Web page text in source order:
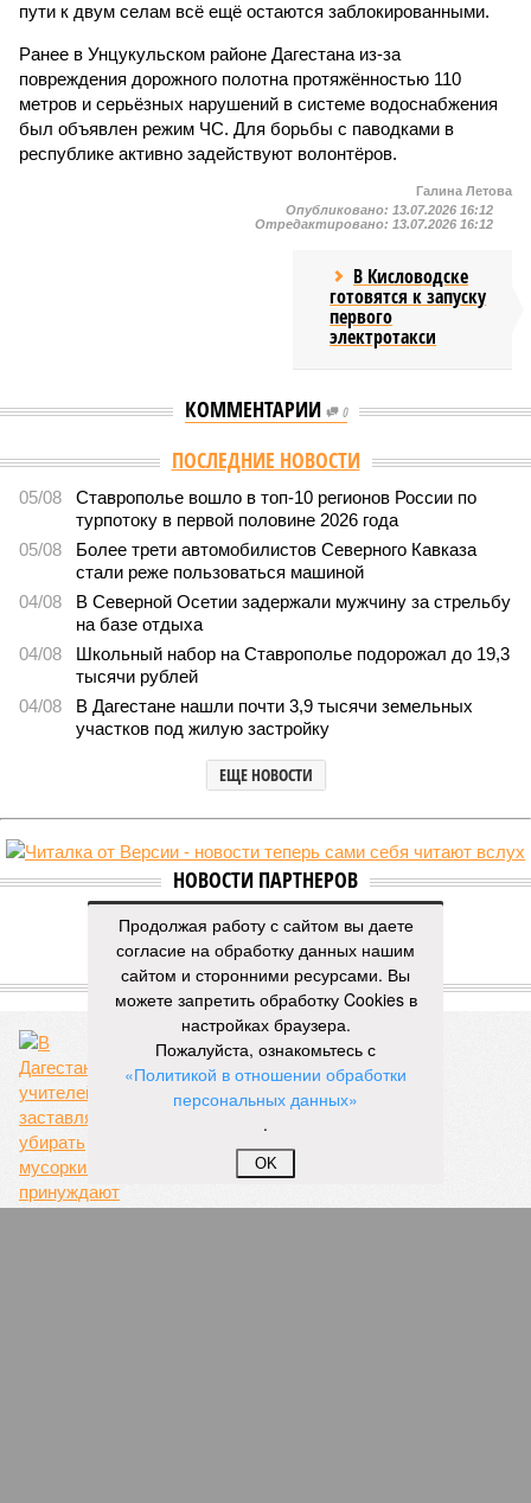
пути к двум селам всё ещё остаются заблокированными.
Ранее в Унцукульском районе Дагестана из-за
повреждения дорожного полотна протяжённостью 110
метров и серьёзных нарушений в системе водоснабжения
был объявлен режим ЧС. Для борьбы с паводками в
республике активно задействуют волонтёров.
Галина Летова
Опубликовано: 13.07.2026 16:12
Отредактировано: 13.07.2026 16:12
В Кисловодске
готовятся к запуску
первого
электротакси
КОММЕНТАРИИ 0
ПОСЛЕДНИЕ НОВОСТИ
05/08
Ставрополье вошло в топ-10 регионов России по
турпотоку в первой половине 2026 года
05/08
Более трети автомобилистов Северного Кавказа
стали реже пользоваться машиной
04/08
В Северной Осетии задержали мужчину за стрельбу
на базе отдыха
04/08
Школьный набор на Ставрополье подорожал до 19,3
тысячи рублей
04/08
В Дагестане нашли почти 3,9 тысячи земельных
участков под жилую застройку
ЕЩЕ НОВОСТИ
НОВОСТИ ПАРТНЕРОВ
Новости smi2.ru
ЕЩЕ ИЗ РАЗДЕЛА «ОБЩЕСТВО»
Унизительное положение
Продолжая работу с сайтом вы даете
согласие на обработку данных нашим
сайтом и сторонними ресурсами. Вы
можете запретить обработку Cookies в
настройках браузера.
Пожалуйста, ознакомьтесь с
«Политикой в отношении обработки
персональных данных»
.
OK